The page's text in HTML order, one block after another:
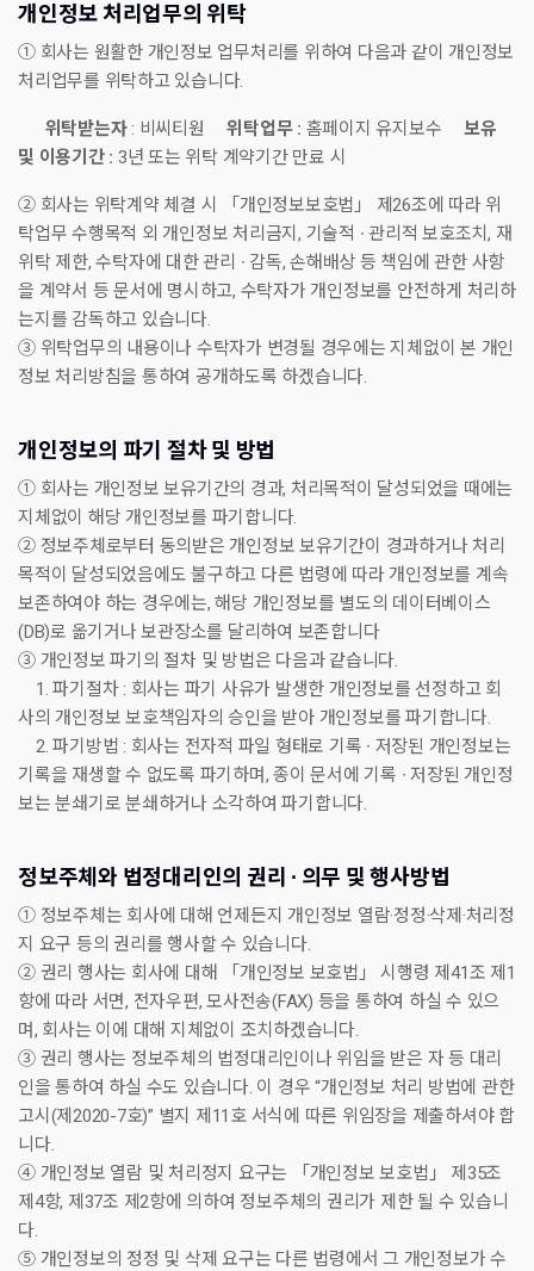
개인정보 처리업무의 위탁
① 회사는 원활한 개인정보 업무처리를 위하여 다음과 같이 개인정보
처리업무를 위탁하고 있습니다.
위탁받는자: 비씨티원 위탁업무 : 홈페이지 유지보수 보유
및 이용기간 : 3년 또는 위탁 계약기간 만료 시
② 회사는 위탁계약 체결 시 「개인정보보호법」 제26조에 따라 위
탁업무 수행목적 외 개인정보 처리금지, 기술적 ∙ 관리적 보호조치, 재
위탁 제한, 수탁자에 대한 관리 ∙ 감독, 손해배상 등 책임에 관한 사항
을 계약서 등 문서에 명시하고, 수탁자가 개인정보를 안전하게 처리하
는지를 감독하고 있습니다.
③ 위탁업무의 내용이나 수탁자가 변경될 경우에는 지체없이 본 개인
정보 처리방침을 통하여 공개하도록 하겠습니다.
개인정보의 파기 절차 및 방법
① 회사는 개인정보 보유기간의 경과, 처리목적이 달성되었을 때에는
지체없이 해당 개인정보를 파기합니다.
② 정보주체로부터 동의받은 개인정보 보유기간이 경과하거나 처리
목적이 달성되었음에도 불구하고 다른 법령에 따라 개인정보를 계속
보존하여야 하는 경우에는, 해당 개인정보를 별도의 데이터베이스
(DB)로 옮기거나 보관장소를 달리하여 보존합니다
③ 개인정보 파기의 절차 및 방법은 다음과 같습니다.
1. 파기절차 : 회사는 파기 사유가 발생한 개인정보를 선정하고 회
사의 개인정보 보호책임자의 승인을 받아 개인정보를 파기합니다.
2. 파기방법 : 회사는 전자적 파일 형태로 기록 ∙ 저장된 개인정보는
기록을 재생할 수 없도록 파기하며, 종이 문서에 기록 ∙ 저장된 개인정
보는 분쇄기로 분쇄하거나 소각하여 파기합니다.
정보주체와 법정대리인의 권리 ∙ 의무 및 행사방법
① 정보주체는 회사에 대해 언제든지 개인정보 열람·정정·삭제·처리정
지 요구 등의 권리를 행사할 수 있습니다.
② 권리 행사는 회사에 대해 「개인정보 보호법」 시행령 제41조 제1
항에 따라 서면, 전자우편, 모사전송(FAX) 등을 통하여 하실 수 있으
며, 회사는 이에 대해 지체없이 조치하겠습니다.
③ 권리 행사는 정보주체의 법정대리인이나 위임을 받은 자 등 대리
인을 통하여 하실 수도 있습니다. 이 경우 “개인정보 처리 방법에 관한
고시(제2020-7호)” 별지 제11호 서식에 따른 위임장을 제출하셔야 합
니다.
④ 개인정보 열람 및 처리정지 요구는 「개인정보 보호법」 제35조
제4항, 제37조 제2항에 의하여 정보주체의 권리가 제한 될 수 있습니
다.
⑤ 개인정보의 정정 및 삭제 요구는 다른 법령에서 그 개인정보가 수